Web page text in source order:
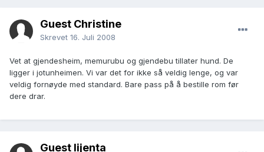
Guest Christine
Skrevet 16. Juli 2008
Vet at gjendesheim, memurubu og gjendebu tillater hund. De
ligger i jotunheimen. Vi var det for ikke så veldig lenge, og var
veldig fornøyde med standard. Bare pass på å bestille rom før
dere drar.
Guest lijenta